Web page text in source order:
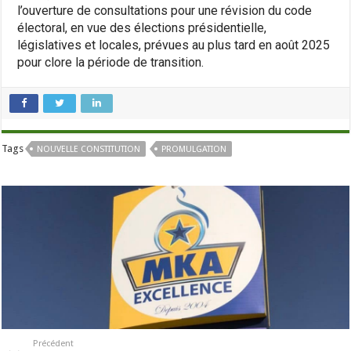
l’ouverture de consultations pour une révision du code
électoral, en vue des élections présidentielle,
législatives et locales, prévues au plus tard en août 2025
pour clore la période de transition.
Tags NOUVELLE CONSTITUTION PROMULGATION
Précédent